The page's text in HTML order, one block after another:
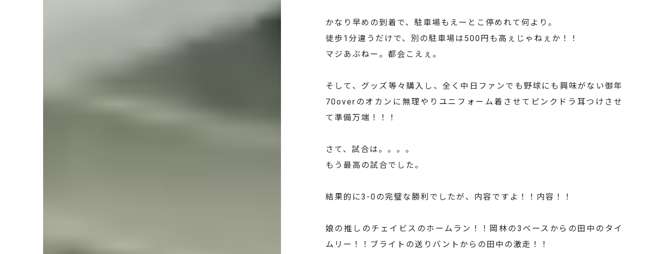
かなり早めの到着で、駐車場もえーとこ停めれて何より。
徒歩1分違うだけで、別の駐車場は500円も高ぇじゃねぇか！！
マジあぶねー。都会こえぇ。
そして、グッズ等々購入し、全く中日ファンでも野球にも興味がない御年
70overのオカンに無理やりユニフォーム着させてピンクドラ耳つけさせ
て準備万端！！！
さて、試合は。。。。
もう最高の試合でした。
結果的に3-0の完璧な勝利でしたが、内容ですよ！！内容！！
娘の推しのチェイビスのホームラン！！岡林の3ベースからの田中のタイ
ムリー！！ブライトの送りバントからの田中の激走！！